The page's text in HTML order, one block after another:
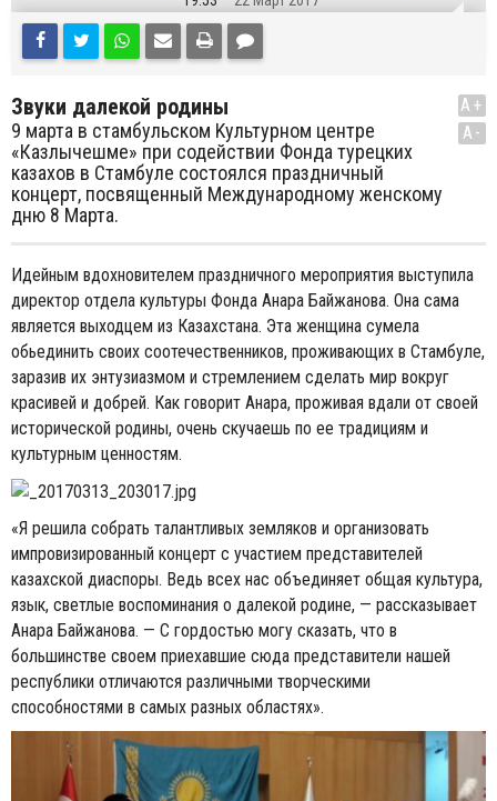
Звуки далекой родины
9 марта в стамбульском Kультурном центре
«Казлычешме» при содействии Фонда турецких
казахов в Стамбуле состоялся праздничный
концерт, посвященный Международному женскому
дню 8 Марта.
A+
A-
Идейным вдохновителем праздничного мероприятия выступила
директор отдела культуры Фонда Анара Байжанова. Она сама
является выходцем из Казахстана. Эта женщина сумела
обьединить своих соотечественников, проживающих в Стамбуле,
заразив их энтузиазмом и стремлением сделать мир вокруг
красивей и добрей. Как говорит Анара, проживая вдали от своей
исторической родины, очень скучаешь по ее традициям и
культурным ценностям.
«Я решила собрать талантливых земляков и организовать
импровизированный концерт с участием представителей
казахской диаспоры. Ведь всех нас объединяет общая культура,
язык, светлые воспоминания о далекой родине, — рассказывает
Анара Байжанова. — С гордостью могу сказать, что в
большинстве своем приехавшие сюда представители нашей
республики отличаются различными творческими
способностями в самых разных областях».